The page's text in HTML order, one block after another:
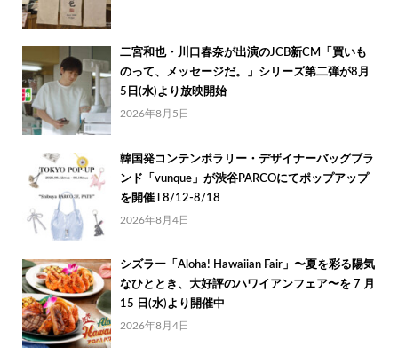
二宮和也・川口春奈が出演のJCB新CM「買いも
のって、メッセージだ。」シリーズ第二弾が8月
5日(水)より放映開始
2026年8月5日
韓国発コンテンポラリー・デザイナーバッグブラ
ンド「vunque」が渋谷PARCOにてポップアップ
を開催 l 8/12-8/18
2026年8月4日
シズラー「Aloha! Hawaiian Fair」〜夏を彩る陽気
なひととき、大好評のハワイアンフェア〜を 7 月
15 日(水)より開催中
2026年8月4日